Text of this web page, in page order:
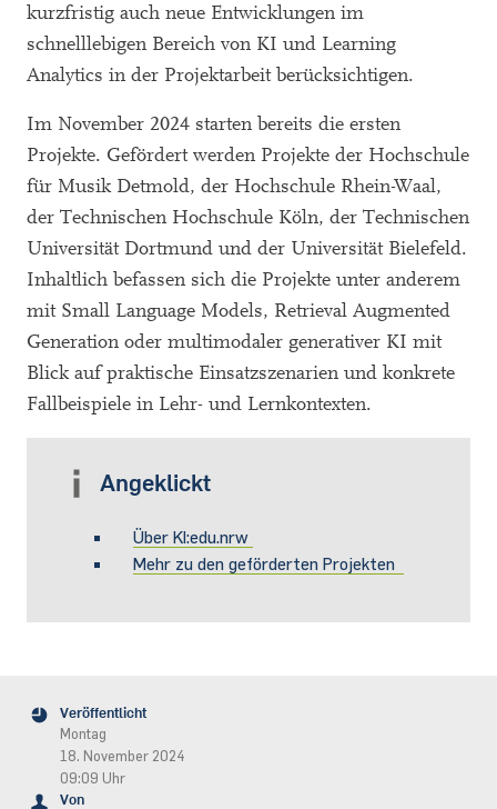
kurzfristig auch neue Entwicklungen im
schnelllebigen Bereich von KI und Learning
Analytics in der Projektarbeit berücksichtigen.
Im November 2024 starten bereits die ersten
Projekte. Gefördert werden Projekte der Hochschule
für Musik Detmold, der Hochschule Rhein-Waal,
der Technischen Hochschule Köln, der Technischen
Universität Dortmund und der Universität Bielefeld.
Inhaltlich befassen sich die Projekte unter anderem
mit Small Language Models, Retrieval Augmented
Generation oder multimodaler generativer KI mit
Blick auf praktische Einsatzszenarien und konkrete
Fallbeispiele in Lehr- und Lernkontexten.
Angeklickt
Über KI:edu.nrw
Mehr zu den geförderten Projekten
Veröffentlicht
Montag
18. November 2024
09:09 Uhr
Von